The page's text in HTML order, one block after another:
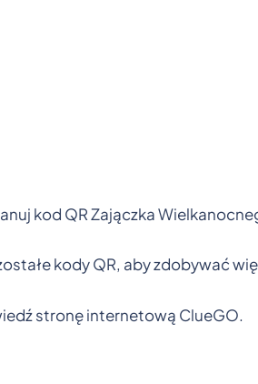
kod QR Zajączka
kody QR, aby zdobywać
stronę internetową ClueGO.